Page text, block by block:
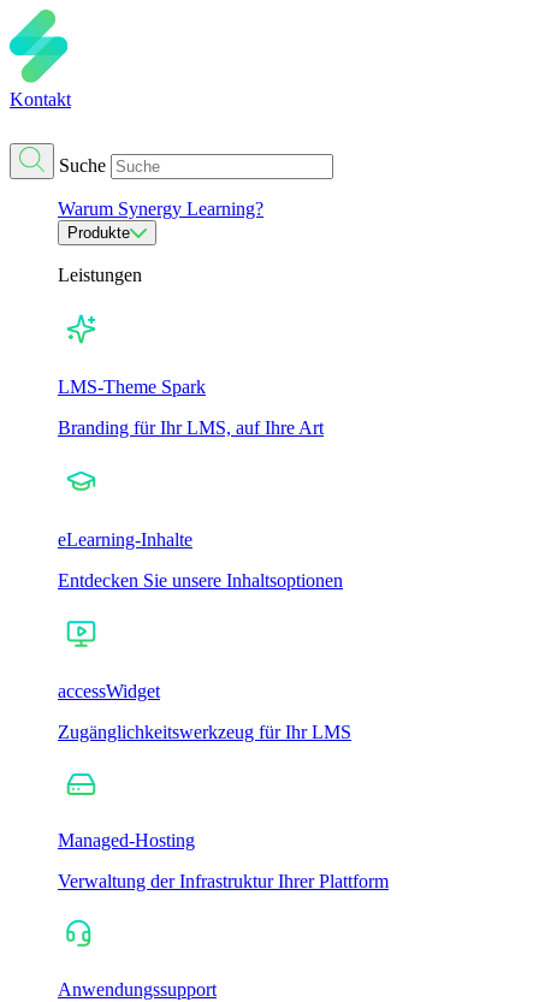
Kontakt
Suche
Warum Synergy Learning?
Produkte
Leistungen
LMS-Theme Spark
Branding für Ihr LMS, auf Ihre Art
eLearning-Inhalte
Entdecken Sie unsere Inhaltsoptionen
accessWidget
Zugänglichkeitswerkzeug für Ihr LMS
Managed-Hosting
Verwaltung der Infrastruktur Ihrer Plattform
Anwendungssupport